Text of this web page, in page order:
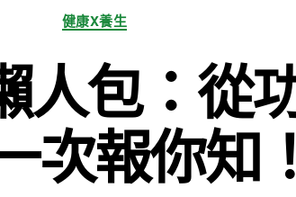
分
類
健康X養生
人包：從
次報你知！